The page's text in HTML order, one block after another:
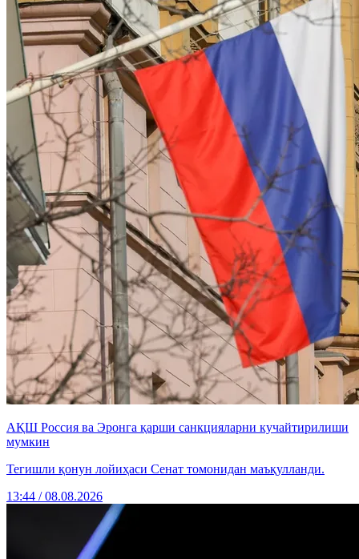
АҚШ Россия ва Эронга қарши санкцияларни кучайтирилиши
мумкин
Тегишли қонун лойиҳаси Сенат томонидан маъқулланди.
13:44 / 08.08.2026